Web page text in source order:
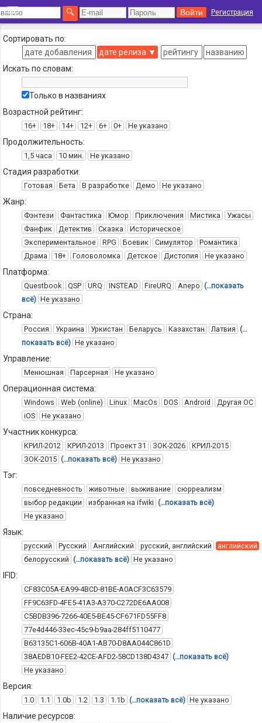
Регистрация
Сортировать по:
дате добавления
дате релиза ▼ рейтингу
названию
Искать по словам:
Только в названиях
Возрастной рейтинг:
16+ 18+ 14+ 12+ 6+ 0+ Не указано
Продолжительность:
1,5 часа 10 мин. Не указано
Стадия разработки:
Готовая Бета В разработке Демо Не указано
Жанр:
Фэнтези Фантастика Юмор Приключения Мистика
Ужасы
Фанфик
Детектив Сказка
Историческое
Экспериментальное
RPG Боевик Симулятор
Романтика
Драма
18+ Головоломка Детское Дистопия Не указано
Платформа:
Questbook QSP URQ INSTEAD FireURQ Аперо (…показать
всё) Не указано
Страна:
Россия Украина Уркистан Беларусь Казахстан Латвия (…
показать всё) Не указано
Управление:
Менюшная Парсерная Не указано
Операционная система:
Windows Web (online) Linux MacOs DOS Android
Другая ОС
iOS
Не указано
Участник конкурса:
КРИЛ-2012 КРИЛ-2013 Проект 31 ЗОК-2026
КРИЛ-2015
ЗОК-2015 (…показать всё) Не указано
Тэг:
повседневность животные выживание
сюрреализм
выбор редакции
избранная на ifwiki (…показать всё)
Не указано
Язык:
русский Русский Английский русский, английский
английский
белорусский (…показать всё) Не указано
IFID:
CF83C05A-EA99-4BCD-81BE-A0ACF3C63579
FF9C63FD-4FE5-41A3-A370-C272DE6AA008
C5BDB396-7266-40E5-BE45-CF671FD55FF8
77e4d446-33ec-45c9-b9aa-284ff5110477
B63135C1-606B-40A1-AB70-D8AA044C861D
38AEDB10-FEE2-42CE-AFD2-58CD138D4347 (…показать всё)
Не указано
Версия:
1.0 1.1 1.0b 1.2 1.3 1.1b (…показать всё) Не указано
Наличие ресурсов: